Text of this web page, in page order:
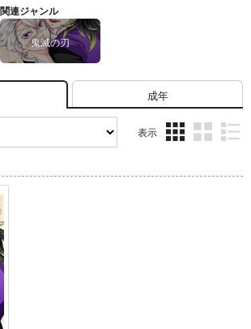
関連ジャンル
鬼滅の刃
成年
表示
ム
ム
ム